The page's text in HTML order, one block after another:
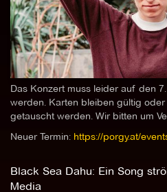
Das Konzert muss leider auf den
werden. Karten bleiben gültig
getauscht werden. Wir bitten um
Neuer Termin: https://porgy.at/
Black Sea Dahu: Ein Song
Media